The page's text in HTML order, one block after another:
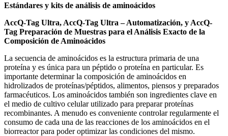
Estándares y kits de análisis de aminoácidos
AccQ-Tag Ultra, AccQ-Tag Ultra – Automatización, y AccQ-
Tag Preparación de Muestras para el Análisis Exacto de la
Composición de Aminoácidos
La secuencia de aminoácidos es la estructura primaria de una
proteína y es única para un péptido o proteína en particular. Es
importante determinar la composición de aminoácidos en
hidrolizados de proteínas/péptidos, alimentos, piensos y preparados
farmacéuticos. Los aminoácidos también son ingredientes clave en
el medio de cultivo celular utilizado para preparar proteínas
recombinantes. A menudo es conveniente controlar regularmente el
consumo de cada una de las reacciones de los aminoácidos en el
biorreactor para poder optimizar las condiciones del mismo.